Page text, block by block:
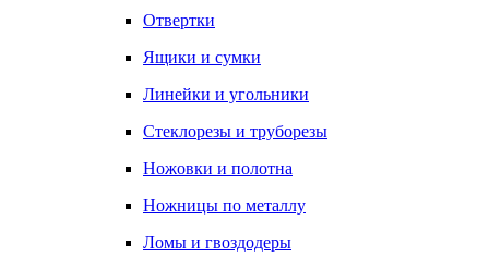
Отвертки
Ящики и сумки
Линейки и угольники
Стеклорезы и труборезы
Ножовки и полотна
Ножницы по металлу
Ломы и гвоздодеры